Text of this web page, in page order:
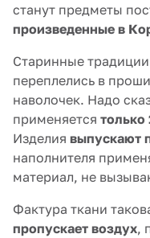
станут предметы
произведенные в
Старинные
переплелись в
наволочек. Надо
применяется только
Изделия выпускают
наполнителя
материал, не
Фактура ткани
пропускает воздух,